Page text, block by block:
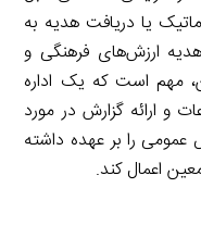
یا دریافت هدیه به
ارزش‌های فرهنگی و
مهم است که یک اداره
و ارائه گزارش در مورد
را بر عهده داشته
اعمال کند.